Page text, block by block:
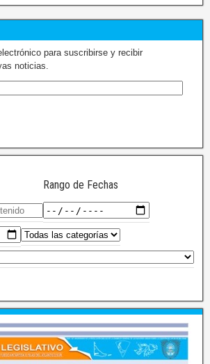
para suscribirse y recibir
noticias.
Rango de Fechas